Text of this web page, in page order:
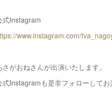
式Instagram
www.instagram.com/
さがおねさんが出演いたします。
式Instagramも是非フォローしてお